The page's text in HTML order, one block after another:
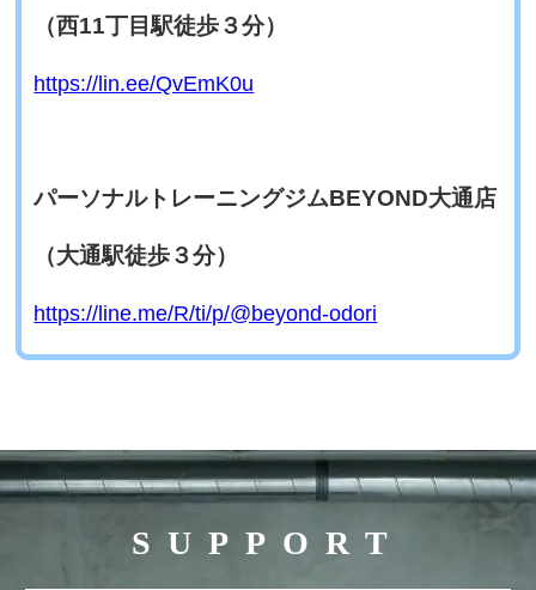
（西11丁目駅徒歩３分）
https://lin.ee/QvEmK0u
パーソナルトレーニングジムBEYOND大通店
（大通駅徒歩３分）
https://line.me/R/ti/p/@beyond-odori
SUPPORT